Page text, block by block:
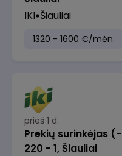
IKI Šiauliai
1320 - 1600 €/mėn.
prieš 1 d.
Prekių surinkėjas
220 - 1, Šiauliai